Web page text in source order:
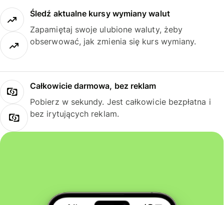
Śledź aktualne kursy wymiany walut
Zapamiętaj swoje ulubione waluty, żeby
obserwować, jak zmienia się kurs wymiany.
Całkowicie darmowa, bez reklam
Pobierz w sekundy. Jest całkowicie bezpłatna i
bez irytujących reklam.